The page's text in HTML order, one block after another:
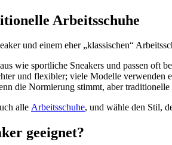
Arbeitsschuhe
und einem eher „klassischen“
wie sportliche Sneakers und passen oft
und flexibler; viele Modelle verwenden
die Normierung stimmt, aber
alle Arbeitsschuhe, und wähle den Stil,
geeignet?